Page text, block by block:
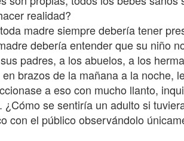
realidad?
madre siempre debería tener
debería entender que su niño
padres, a los abuelos, a los
brazos de la mañana a la noche,
a eso con mucho llanto,
se sentiría un adulto si
con el público observándolo